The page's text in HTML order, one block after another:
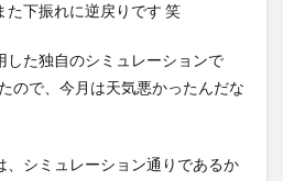
た下振れに逆戻りです 笑
した独自のシミュレーションで
ので、今月は天気悪かったんだな
、シミュレーション通りであるか